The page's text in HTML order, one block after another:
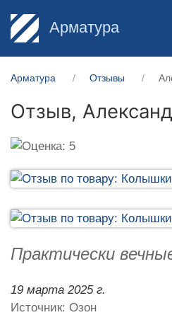
Арматура
Арматура Отзывы
Отзыв,
Практически
19 марта 2025 г.
Источник: Озон